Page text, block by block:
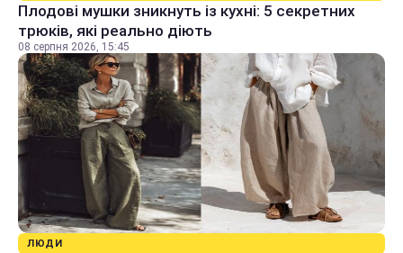
Плодові мушки зникнуть із кухні: 5 секретних
трюків, які реально діють
08 серпня 2026, 15:45
ЛЮДИ